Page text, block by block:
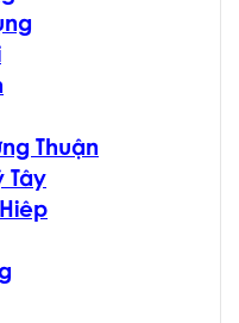
Thuận
Tây